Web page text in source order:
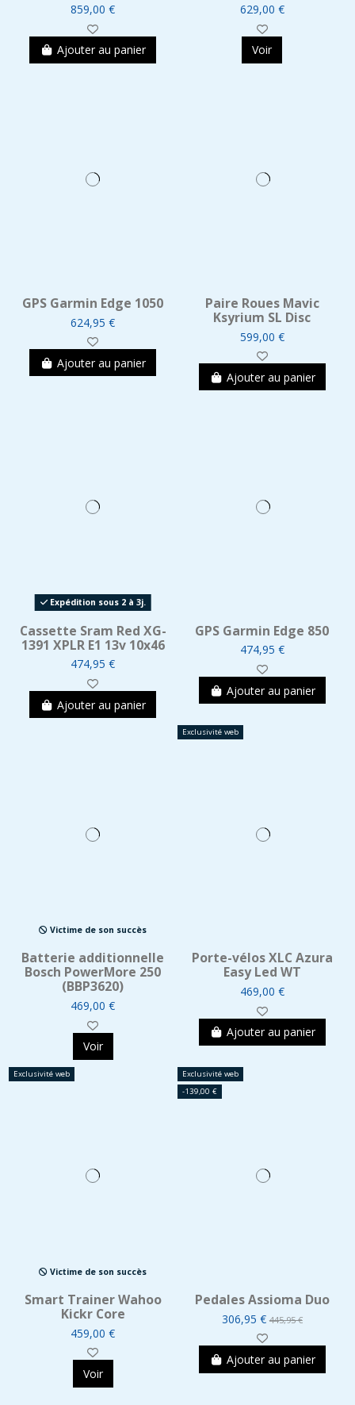
859,00 €
Ajouter au panier
629,00 €
Voir
GPS Garmin Edge 1050
624,95 €
Ajouter au panier
Paire Roues Mavic
Ksyrium SL Disc
599,00 €
Ajouter au panier
Expédition sous 2 à 3j.
Cassette Sram Red XG-
1391 XPLR E1 13v 10x46
474,95 €
Ajouter au panier
GPS Garmin Edge 850
474,95 €
Ajouter au panier
Victime de son succès
Batterie additionnelle
Bosch PowerMore 250
(BBP3620)
469,00 €
Voir
Exclusivité web
Porte-vélos XLC Azura
Easy Led WT
469,00 €
Ajouter au panier
Exclusivité web
Victime de son succès
Smart Trainer Wahoo
Kickr Core
459,00 €
Voir
Exclusivité web
-139,00 €
Pedales Assioma Duo
306,95 €445,95 €
Ajouter au panier